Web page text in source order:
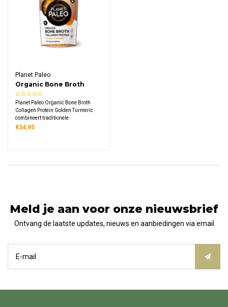
Planet Paleo
Organic Bone Broth
Collagen Protein Golden
Turmeric
Planet Paleo Organic Bone Broth
Collagen Protein Golden Turmeric
combineert traditionele
runderbottenbouillon met biologische
€34,95
Meld je aan voor onze nieuwsbrief
Ontvang de laatste updates, nieuws en aanbiedingen via email